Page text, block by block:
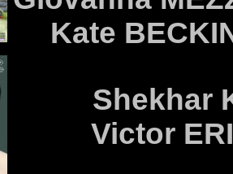
Kate
Shekhar
Victor